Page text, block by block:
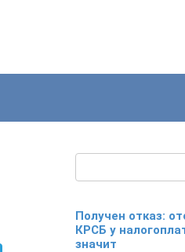
Получен отказ:
КРСБ у
значит